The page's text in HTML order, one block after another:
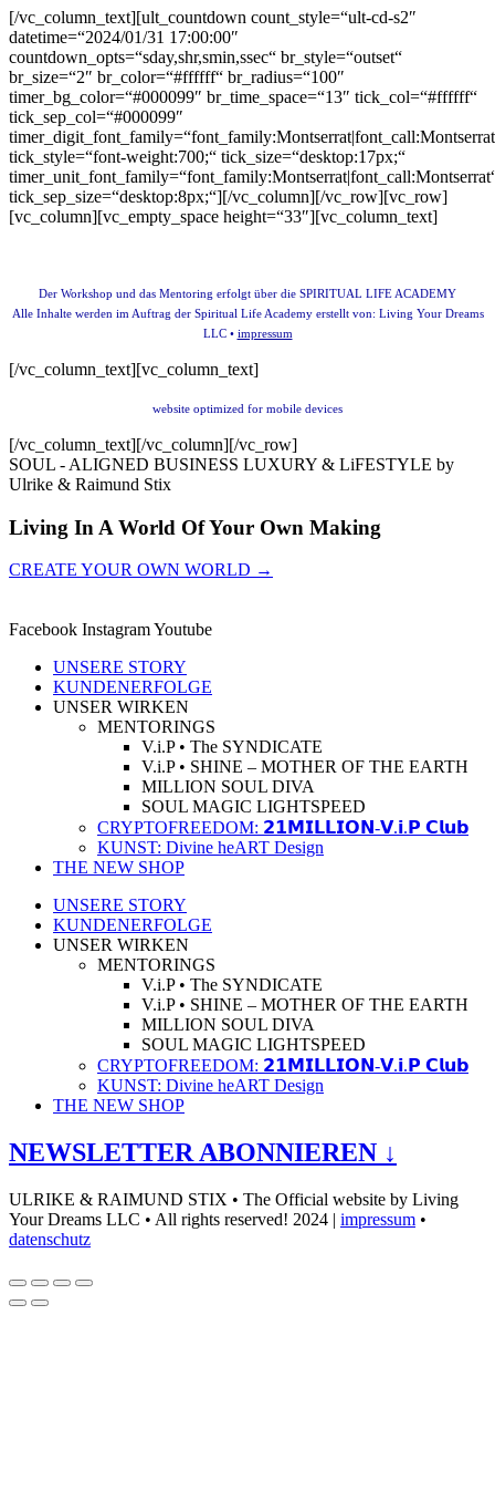
[/vc_column_text][ult_countdown count_style=“ult-cd-s2″
datetime=“2024/01/31 17:00:00″
countdown_opts=“sday,shr,smin,ssec“ br_style=“outset“
br_size=“2″ br_color=“#ffffff“ br_radius=“100″
timer_bg_color=“#000099″ br_time_space=“13″ tick_col=“#ffffff“
tick_sep_col=“#000099″
tick_style=“font-weight:700;“ tick_size=“desktop:17px;“
tick_sep_size=“desktop:8px;“][/vc_column][/vc_row][vc_row]
[vc_column][vc_empty_space height=“33″][vc_column_text]
Der Workshop und das Mentoring erfolgt über die SPIRITUAL LIFE ACADEMY
Alle Inhalte werden im Auftrag der Spiritual Life Academy erstellt von: Living Your Dreams
LLC • impressum
[/vc_column_text][vc_column_text]
website optimized for mobile devices
[/vc_column_text][/vc_column][/vc_row]
SOUL - ALIGNED BUSINESS LUXURY & LiFESTYLE by
Ulrike & Raimund Stix
Living In A World Of Your Own Making
CREATE YOUR OWN WORLD →
Facebook InstagramYoutube
UNSERE STORY
KUNDENERFOLGE
UNSER WIRKEN
MENTORINGS
V.i.P • The SYNDICATE
V.i.P • SHINE – MOTHER OF THE EARTH
MILLION SOUL DIVA
SOUL MAGIC LIGHTSPEED
CRYPTOFREEDOM: 𝟮𝟭𝗠𝗜𝗟𝗟𝗜𝗢𝗡-𝗩.𝗶.𝗣 𝗖𝗹𝘂𝗯
KUNST: Divine heART Design
THE NEW SHOP
UNSERE STORY
KUNDENERFOLGE
UNSER WIRKEN
MENTORINGS
V.i.P • The SYNDICATE
V.i.P • SHINE – MOTHER OF THE EARTH
MILLION SOUL DIVA
SOUL MAGIC LIGHTSPEED
CRYPTOFREEDOM: 𝟮𝟭𝗠𝗜𝗟𝗟𝗜𝗢𝗡-𝗩.𝗶.𝗣 𝗖𝗹𝘂𝗯
KUNST: Divine heART Design
THE NEW SHOP
NEWSLETTER ABONNIEREN ↓
ULRIKE & RAIMUND STIX • The Official website by Living
Your Dreams LLC • All rights reserved! 2024 | impressum •
datenschutz